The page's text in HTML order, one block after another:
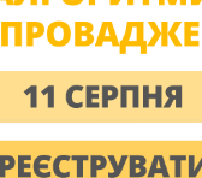
правильну
на
блоку і
або вимкнений
в